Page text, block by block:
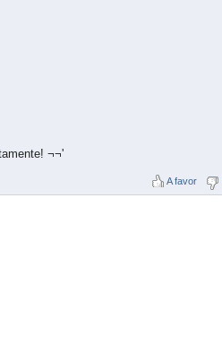
¬¬'
A favor